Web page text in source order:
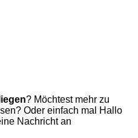
? Möchtest mehr zu
Oder einfach mal Hallo
Nachricht an